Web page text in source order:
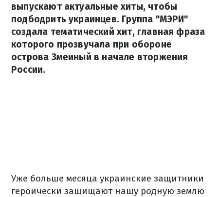
выпускают актуальные хиты, чтобы
подбодрить украинцев. Группа "МЭРИ"
создала тематический хит, главная фраза
которого прозвучала при обороне
острова Змеиный в начале вторжения
России.
Уже больше месяца украинские защитники
героически защищают нашу родную землю